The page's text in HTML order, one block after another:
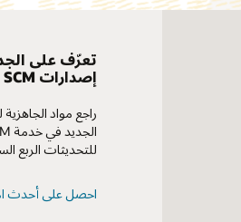
تعرّف على
إصدارات SCM
راجع مواد
للتحديثات الربع
احصل على أحدث
سياسات
خدمات نجاح